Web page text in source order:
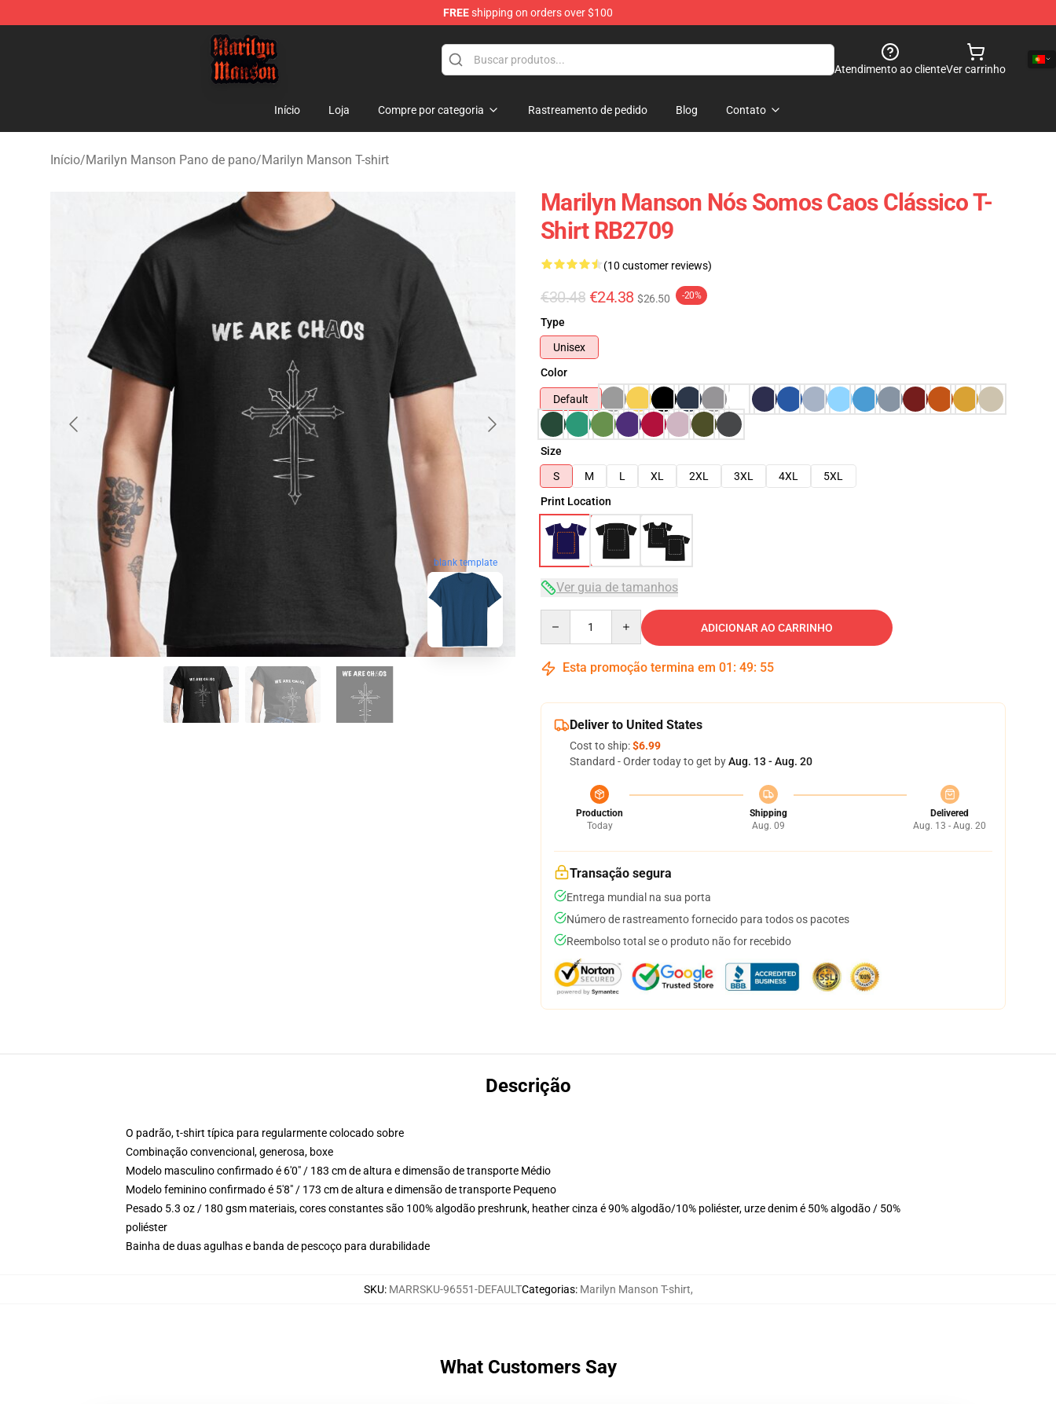
FREEshipping on orders over $100
Marilyn Manson Shop - Official Marilyn Manson Merchandise Store
Atendimento ao clienteVer carrinho
Início Loja Compre por categoria Rastreamento de pedido Blog Contato
Início/Marilyn Manson Pano de pano/Marilyn Manson T-shirt
blank template
Marilyn Manson Nós Somos Caos Clássico T-
Shirt RB2709
(10 customer reviews)
€30.48 €24.38 $26.50 -20%
Type
Unisex
Color
Default
Size
S
M L XL 2XL 3XL 4XL
5XL
Print Location
Ver guia de tamanhos
ADICIONAR AO CARRINHO
Esta promoção termina em 01 : 49: 54
Deliver to United States
Cost to ship:$6.99
Standard - Order today to get byAug. 13 - Aug. 20
Production
Today
Shipping
Aug. 09
Delivered
Aug. 13 - Aug. 20
Transação segura
Entrega mundial na sua porta
Número de rastreamento fornecido para todos os pacotes
Reembolso total se o produto não for recebido
Descrição
O padrão, t-shirt típica para regularmente colocado sobre
Combinação convencional, generosa, boxe
Modelo masculino confirmado é 6'0" / 183 cm de altura e dimensão de transporte Médio
Modelo feminino confirmado é 5'8" / 173 cm de altura e dimensão de transporte Pequeno
Pesado 5.3 oz / 180 gsm materiais, cores constantes são 100% algodão preshrunk, heather cinza é 90% algodão/10% poliéster, urze denim é 50% algodão / 50%
poliéster
Bainha de duas agulhas e banda de pescoço para durabilidade
SKU: MARRSKU-96551-DEFAULTCategorias: Marilyn Manson T-shirt,
What Customers Say